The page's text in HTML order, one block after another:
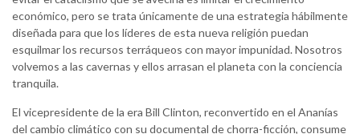
económico, pero se trata únicamente de una estrategia hábilmente
diseñada para que los líderes de esta nueva religión puedan
esquilmar los recursos terráqueos con mayor impunidad. Nosotros
volvemos a las cavernas y ellos arrasan el planeta con la conciencia
tranquila.
El vicepresidente de la era Bill Clinton, reconvertido en el Ananías
del cambio climático con su documental de chorra-ficción, consume